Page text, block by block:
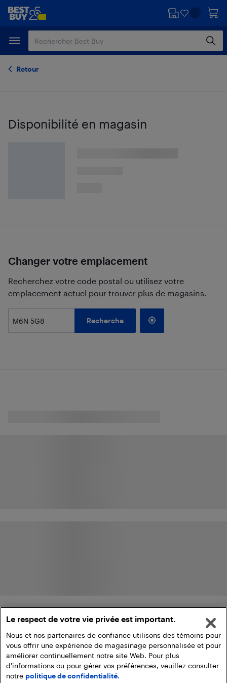
Passer
principal
Passer
Retour
Disponibilité en magasin
Changer votre emplacement
Recherchez votre code postal ou utilisez votre
emplacement actuel pour trouver plus de magasins.
Recherche
Le respect de votre vie privée est important.
Nous et nos partenaires de confiance utilisons des témoins pour
vous offrir une expérience de magasinage personnalisée et pour
améliorer continuellement notre site Web. Pour plus
d'informations ou pour gérer vos préférences, veuillez consulter
notre politique de confidentialité.